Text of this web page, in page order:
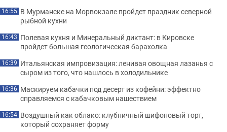
16:55 В Мурманске на Морвокзале пройдет праздник северной
рыбной кухни
16:43 Полевая кухня и Минеральный диктант: в Кировске
пройдет большая геологическая барахолка
16:39 Итальянская импровизация: ленивая овощная лазанья с
сыром из того, что нашлось в холодильнике
16:36 Маскируем кабачки под десерт из кофейни: эффектно
справляемся с кабачковым нашествием
16:54 Воздушный как облако: клубничный шифоновый торт,
который сохраняет форму